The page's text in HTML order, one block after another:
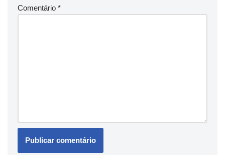
Comentário *